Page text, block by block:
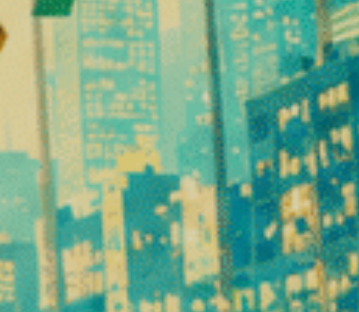
en høj koncentration af specifikke cannabinoider
en anderledes oplevelse end klassiske CBD-blomster
Denne kombination forklarer, hvorfor cannabinoidberigede blomster
Terpenerne i D10-blomsterne
Terpener aromaen og smagen af ​​hampblomster.
Disse aromatiske molekyler produceres naturligt af planten for at
I D10-blomster bidrager terpenerne, der er til stede i den oprindelige
Blandt de mest almindelige terpener, der findes i hampsorter, er:
myrcen